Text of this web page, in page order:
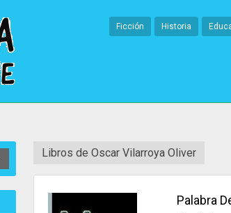
Ficción Historia
Libros de Oscar Vilarroya Oliver
Palabra